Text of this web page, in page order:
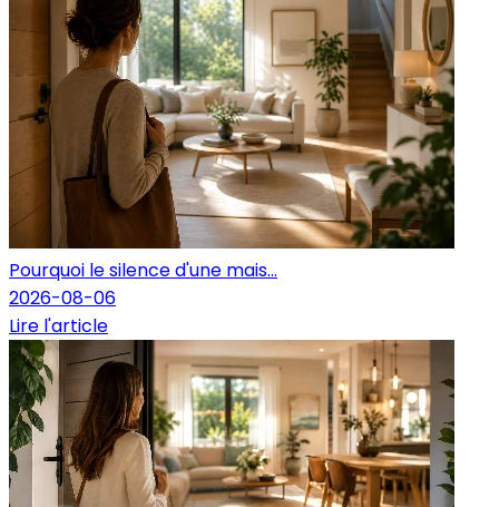
Pourquoi le silence d'une mais...
2026-08-06
Lire l'article